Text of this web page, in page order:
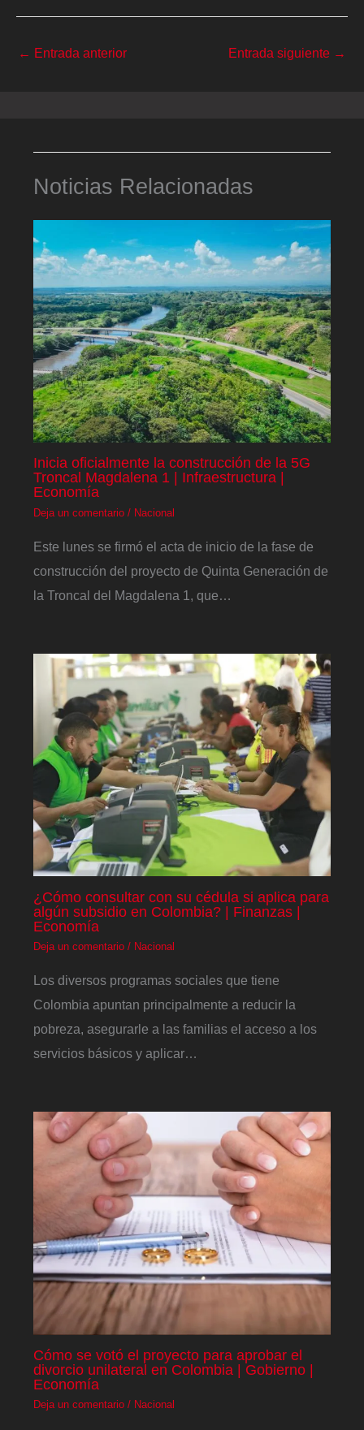
← Entrada anterior Entrada siguiente →
Noticias Relacionadas
Inicia oficialmente la construcción de la 5G
Troncal Magdalena 1 | Infraestructura |
Economía
Deja un comentario / Nacional
Este lunes se firmó el acta de inicio de la fase de
construcción del proyecto de Quinta Generación de
la Troncal del Magdalena 1, que…
¿Cómo consultar con su cédula si aplica para
algún subsidio en Colombia? | Finanzas |
Economía
Deja un comentario / Nacional
Los diversos programas sociales que tiene
Colombia apuntan principalmente a reducir la
pobreza, asegurarle a las familias el acceso a los
servicios básicos y aplicar…
Cómo se votó el proyecto para aprobar el
divorcio unilateral en Colombia | Gobierno |
Economía
Deja un comentario / Nacional